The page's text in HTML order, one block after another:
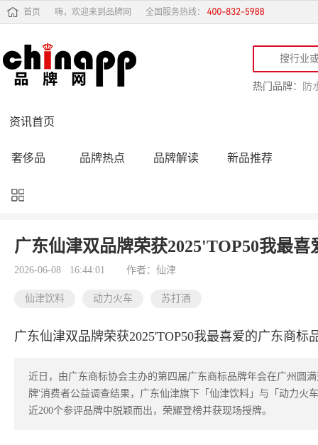
首页 嗨，欢迎来到品牌网 全国服务热线：
热门品牌： 防
资讯首页
奢侈品 品牌热点 品牌解读 新品推荐
品牌黑榜
品牌导购 专家点评 精彩点评
广东仙津双品牌荣获2025'TOP50我最
2026-06-08 16:44:01 作者：仙津
仙津饮料 动力火车 苏打酒
广东仙津双品牌荣获2025'TOP50我最喜爱的广东商标
近日，由广东商标协会主办的第四届广东商标品牌年会在广州圆
牌'消费者公益调查结果，广东仙津旗下「仙津饮料」与「动力火
近200个参评品牌中脱颖而出，荣耀登榜并获现场授牌。